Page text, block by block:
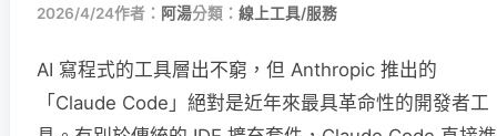
2026/4/24作者： 阿湯分類： 線上工具/服務
AI 寫程式的工具層出不窮，但 Anthropic 推出的
「Claude Code」絕對是近年來最具革命性的開發者工